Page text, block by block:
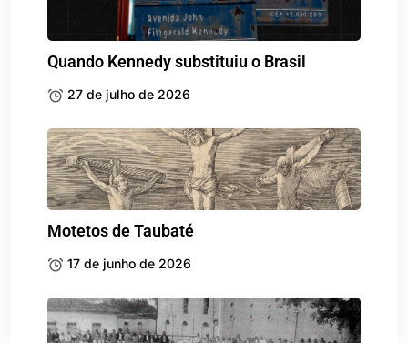
Quando Kennedy substituiu o Brasil
27 de julho de 2026
Motetos de Taubaté
17 de junho de 2026